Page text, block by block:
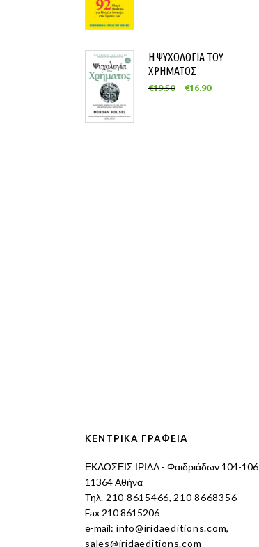
Η ΨΥΧΟΛΟΓΙΑ ΤΟΥ
ΧΡΗΜΑΤΟΣ
€19.50 €16.90
ΚΕΝΤΡΙΚΑ ΓΡΑΦΕΙΑ
ΕΚΔΟΣΕΙΣ ΙΡΙΔΑ - Φαιδριάδων 104-106
11364 Αθήνα
Τηλ. 210 8615466, 210 8668356
Fax 210 8615206
e-mail: info@iridaeditions.com,
sales@iridaeditions.com